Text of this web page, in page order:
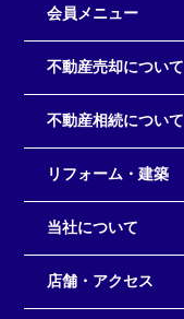
会員メニュー
不動産売却について
不動産相続について
リフォーム・建築
当社について
店舗・アクセス